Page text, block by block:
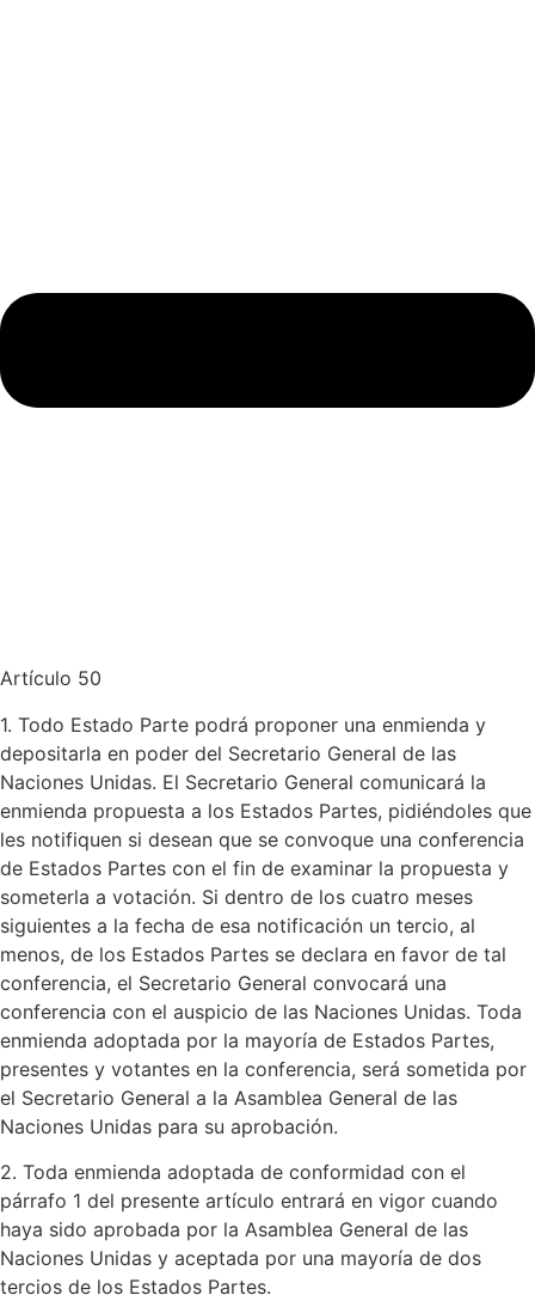
Artículo 50
1. Todo Estado Parte podrá proponer una enmienda y
depositarla en poder del Secretario General de las
Naciones Unidas. El Secretario General comunicará la
enmienda propuesta a los Estados Partes, pidiéndoles que
les notifiquen si desean que se convoque una conferencia
de Estados Partes con el fin de examinar la propuesta y
someterla a votación. Si dentro de los cuatro meses
siguientes a la fecha de esa notificación un tercio, al
menos, de los Estados Partes se declara en favor de tal
conferencia, el Secretario General convocará una
conferencia con el auspicio de las Naciones Unidas. Toda
enmienda adoptada por la mayoría de Estados Partes,
presentes y votantes en la conferencia, será sometida por
el Secretario General a la Asamblea General de las
Naciones Unidas para su aprobación.
2. Toda enmienda adoptada de conformidad con el
párrafo 1 del presente artículo entrará en vigor cuando
haya sido aprobada por la Asamblea General de las
Naciones Unidas y aceptada por una mayoría de dos
tercios de los Estados Partes.